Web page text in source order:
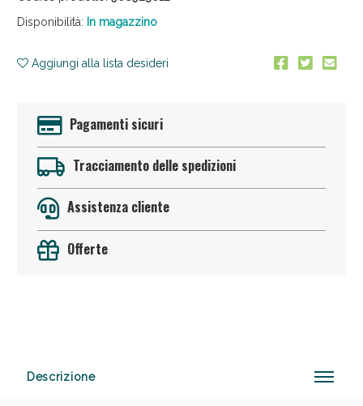
Disponibilità: In magazzino
Aggiungi alla lista desideri
Pagamenti sicuri
Tracciamento delle spedizioni
Assistenza cliente
Offerte
Descrizione